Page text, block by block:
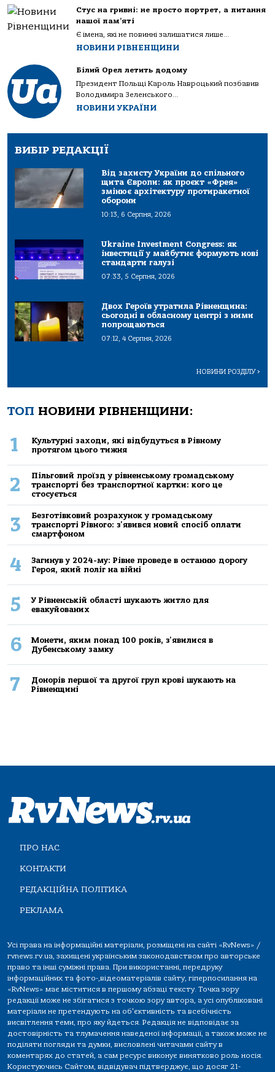
Стус на гривні: не просто портрет, а питання
нашої пам’яті
Є імена, які не повинні залишатися лише...
НОВИНИ РІВНЕНЩИНИ
Білий Орел летить додому
Президент Польщі Кароль Навроцький позбавив
Володимира Зеленського...
НОВИНИ УКРАЇНИ
ВИБІР РЕДАКЦІЇ
Від захисту України до спільного
щита Європи: як проєкт «Фрея»
змінює архітектуру протиракетної
оборони
10:13, 6 Серпня, 2026
Ukraine Investment Congress: як
інвестиції у майбутнє формують нові
стандарти галузі
07:33, 5 Серпня, 2026
Двох Героїв утратила Рівненщина:
сьогодні в обласному центрі з ними
попрощаються
07:12, 4 Серпня, 2026
НОВИНИ РОЗДІЛУ>
ТОП НОВИНИ РІВНЕНЩИНИ:
1
Культурні заходи, які відбудуться в Рівному
протягом цього тижня
2
Пільговий проїзд у рівненському громадському
транспорті без транспортної картки: кого це
стосується
3
Безготівковий розрахунок у громадському
транспорті Рівного: з'явився новий спосіб оплати
смартфоном
4
Загинув у 2024-му: Рівне проведе в останню дорогу
Героя, який поліг на війні
5
У Рівненській області шукають житло для
евакуйованих
6
Монети, яким понад 100 років, з'явилися в
Дубенському замку
7
Донорів першої та другої груп крові шукають на
Рівненщині
ПРО НАС
КОНТАКТИ
РЕДАКЦІЙНА ПОЛІТИКА
РЕКЛАМА
Усі права на інформаційні матеріали, розміщені на сайті «RvNews» /
rvnews.rv.ua, захищені українським законодавством про авторське
право та інші суміжні права. При використанні, передруку
інформаційних та фото-,відеоматеріалів сайту, гіперпосилання на
«RvNews» має міститися в першому абзаці тексту. Точка зору
редакції може не збігатися з точкою зору автора, а усі опубліковані
матеріали не претендують на об'єктивність та всебічність
висвітлення теми, про яку йдеться. Редакція не відповідає за
достовірність та тлумачення наведеної інформації, а також може не
поділяти погляди та думки, висловлені читачами сайту в
коментарях до статей, а сам ресурс виконує винятково роль носія.
Користуючись Сайтом, відвідувач підтверджує, що досяг 21-